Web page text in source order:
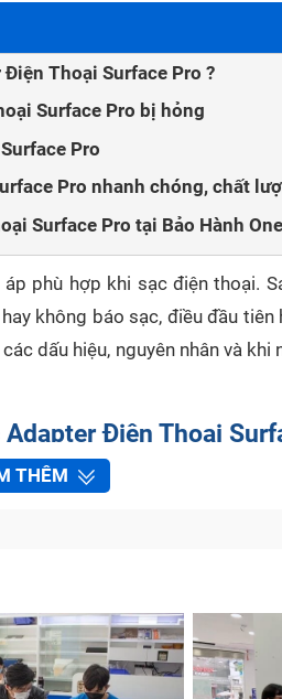
Thoại Surface Pro ?
Surface Pro bị hỏng
Pro
Pro nhanh chóng, chất
Surface Pro tại Bảo Hành One
phù hợp khi sạc điện thoại.
không báo sạc, điều đầu
dấu hiệu, nguyên nhân và
Điện Thoại
ổ điện và điện thoại. Khá dễ
dòng điện đi qua.
Surface Pro bị đứt, trơ dây
an toàn tuyệt đối.
mà khi bạn cắm sạc lại thấy
THÊM